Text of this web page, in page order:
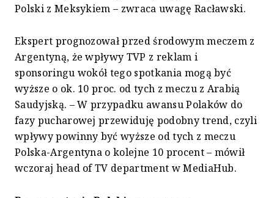
Polski z Meksykiem – zwraca uwagę Racławski.
Ekspert prognozował przed środowym meczem z
Argentyną, że wpływy TVP z reklam i
sponsoringu wokół tego spotkania mogą być
wyższe o ok. 10 proc. od tych z meczu z Arabią
Saudyjską. – W przypadku awansu Polaków do
fazy pucharowej przewiduję podobny trend, czyli
wpływy powinny być wyższe od tych z meczu
Polska-Argentyna o kolejne 10 procent – mówił
wczoraj head of TV department w MediaHub.